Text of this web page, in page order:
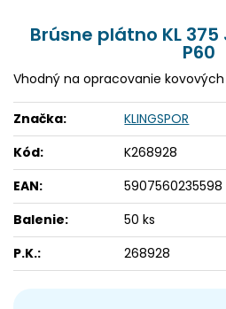
Brúsne plátno KL
P60
Vhodný na opracovanie
Značka:
KLINGSPOR
Kód:
K268928
EAN:
5907560235598
Balenie:
50 ks
P.K.:
268928